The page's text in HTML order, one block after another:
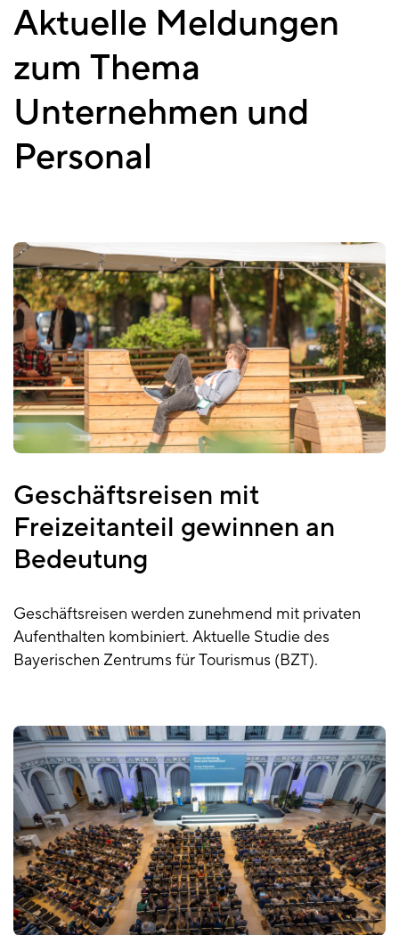
Aktuelle Meldungen
zum Thema
Unternehmen und
Personal
Geschäftsreisen mit
Freizeitanteil gewinnen an
Bedeutung
Geschäftsreisen werden zunehmend mit privaten
Aufenthalten kombiniert. Aktuelle Studie des
Bayerischen Zentrums für Tourismus (BZT).